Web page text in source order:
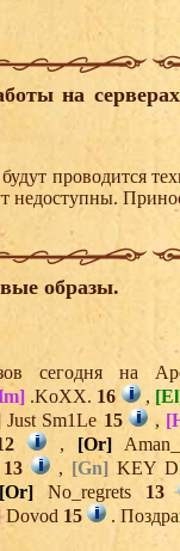
на
проводится
недоступны.
образы.
сегодня на
.KoXX. 16 ,
Just Sm1Le 15 ,
, [Or]
13 , [Gn] KEY
[Or] No_regrets 13
Dovod 15 .